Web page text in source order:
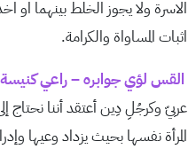
الاسرة ولا يجوز الخلط بينهما
اثبات المساواة والكرامة.
القس لؤي جوابره – راعي
عربيّ وكرجُلِ دِين أعتقد أننا نحتاج
المرأة نفسها بحيث يزداد وعيها